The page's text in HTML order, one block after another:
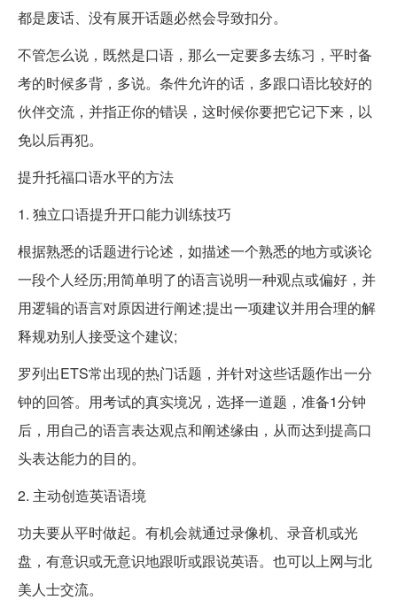
都是废话、没有展开话题必然会导致扣分。
不管怎么说，既然是口语，那么一定要多去练习，平时备
考的时候多背，多说。条件允许的话，多跟口语比较好的
伙伴交流，并指正你的错误，这时候你要把它记下来，以
免以后再犯。
提升托福口语水平的方法
1. 独立口语提升开口能力训练技巧
根据熟悉的话题进行论述，如描述一个熟悉的地方或谈论
一段个人经历;用简单明了的语言说明一种观点或偏好，并
用逻辑的语言对原因进行阐述;提出一项建议并用合理的解
释规劝别人接受这个建议;
罗列出ETS常出现的热门话题，并针对这些话题作出一分
钟的回答。用考试的真实境况，选择一道题，准备1分钟
后，用自己的语言表达观点和阐述缘由，从而达到提高口
头表达能力的目的。
2. 主动创造英语语境
功夫要从平时做起。有机会就通过录像机、录音机或光
盘，有意识或无意识地跟听或跟说英语。也可以上网与北
美人士交流。